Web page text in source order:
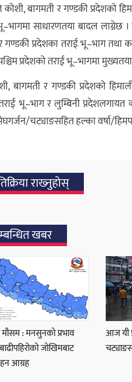
बागमती र गण्डकी प्रदेशको
साधारणतया बादल लाग्नेछ
गण्डकी प्रदेशका तराई भू–भाग तथा
प्रदेशको तराई भू–भागमा
बागमती र गण्डकी प्रदेशको
भू–भाग र लुम्बिनी
चट्याङसहित हल्का वर्षा/
राख्‍नुहोस्
खबर
: मनसुनको प्रभाव
जोखिमबाट
आग्रह
आज यी